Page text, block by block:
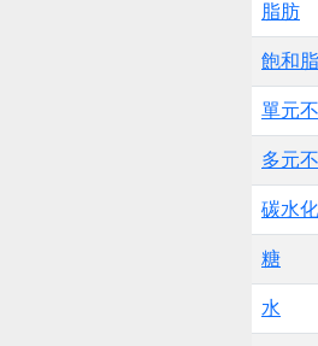
脂肪
飽和
單元
多元
碳水
糖
水